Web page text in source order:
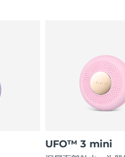
UFO™ 3 mini